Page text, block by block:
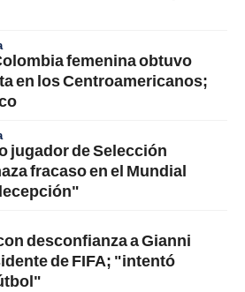
femenina obtuvo
en los Centroamericanos;
jugador de Selección
fracaso en el Mundial
desconfianza a Gianni
de FIFA; "intentó